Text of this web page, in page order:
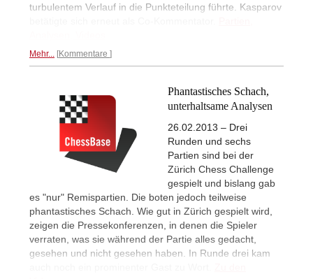
turbulentem Verlauf in die Punkteteilung führte. Kasparov
Mehr... Kommentare
Phantastisches Schach,
unterhaltsame Analysen
26.02.2013 – Drei
Runden und sechs
Partien sind bei der
Zürich Chess Challenge
gespielt und bislang gab
es "nur" Remispartien. Die boten jedoch teilweise
phantastisches Schach. Wie gut in Zürich gespielt wird,
zeigen die Pressekonferenzen, in denen die Spieler
verraten, was sie während der Partie alles gedacht,
gesehen und nicht gesehen haben. In Runde drei kam